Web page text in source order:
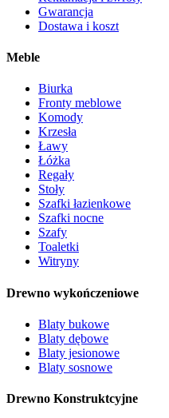
Gwarancja
Dostawa i koszt
Meble
Biurka
Fronty meblowe
Komody
Krzesła
Ławy
Łóżka
Regały
Stoły
Szafki łazienkowe
Szafki nocne
Szafy
Toaletki
Witryny
Drewno wykończeniowe
Blaty bukowe
Blaty dębowe
Blaty jesionowe
Blaty sosnowe
Drewno Konstruktcyjne